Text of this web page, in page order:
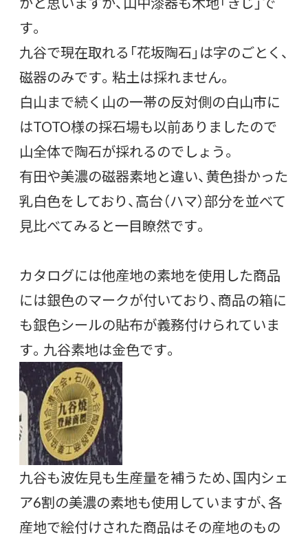
す。
九谷で現在取れる「花坂陶石」は字のごとく、
磁器のみです。粘土は採れません。
白山まで続く山の一帯の反対側の白山市に
はTOTO様の採石場も以前ありましたので
山全体で陶石が採れるのでしょう。
有田や美濃の磁器素地と違い、黄色掛かった
乳白色をしており、高台（ハマ）部分を並べて
見比べてみると一目瞭然です。
カタログには他産地の素地を使用した商品
には銀色のマークが付いており、商品の箱に
も銀色シールの貼布が義務付けられていま
す。九谷素地は金色です。
九谷も波佐見も生産量を補うため、国内シェ
ア6割の美濃の素地も使用していますが、各
産地で絵付けされた商品はその産地のもの